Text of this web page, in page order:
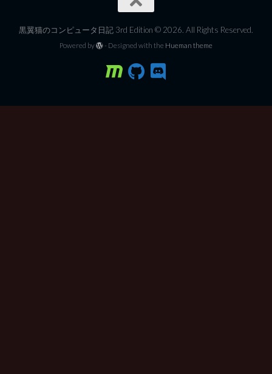
黒翼猫のコンピュータ日記 3rd Edition © 2026. All Rights Reserved.
Powered by - Designed with the Hueman theme